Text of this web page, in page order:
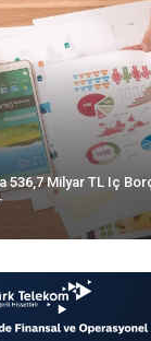
536,7 Milyar TL Iç